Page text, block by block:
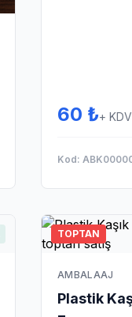
60 ₺+ KDV
Kod:
TOPTAN
AMBALAAJ
Plastik